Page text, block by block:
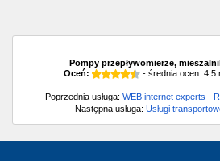
Pompy przepływomierze,
Oceń:
- średnia ocen: 4,5
Poprzednia usługa: WEB internet experts -
Następna usługa: Usługi